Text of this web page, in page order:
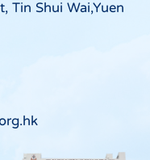
Tin Shui Wai,Yuen